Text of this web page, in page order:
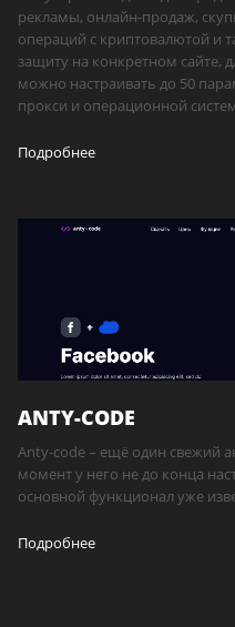
рекламы, онлайн-продаж,
операций с криптовалютой и
защиту на конкретном сайте,
можно настраивать до 50
прокси и операционной
Подробнее
ANTY-CODE
Anty-code – ещё один свежий
момент у него не до конца
основной функционал уже
Подробнее